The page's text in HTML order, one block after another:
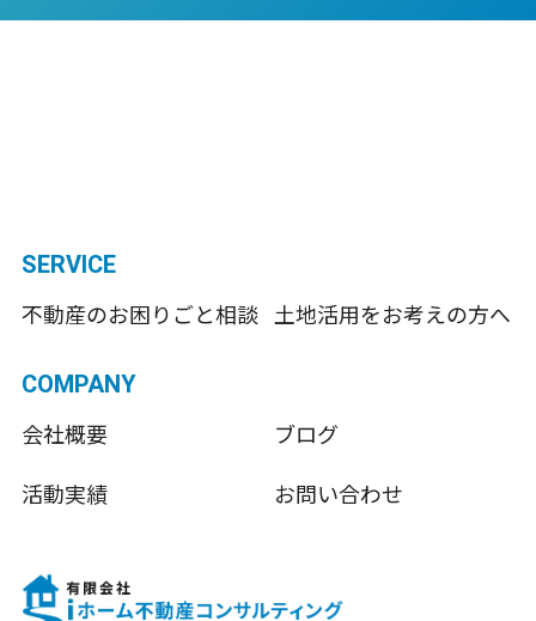
SERVICE
不動産のお困りごと相談 土地活用をお考えの方へ
COMPANY
会社概要
ブログ
活動実績
お問い合わせ